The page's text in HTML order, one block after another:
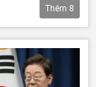
Thêm 8